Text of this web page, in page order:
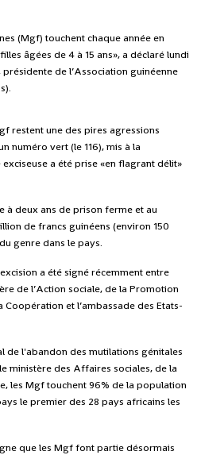
(Mgf) touchent chaque année en
âgées de 4 à 15 ans», a déclaré lundi
de l’Association guinéenne
restent une des pires agressions
numéro vert (le 116), mis à la
a été prise «en flagrant délit»
à deux ans de prison ferme et au
de francs guinéens (environ 150
genre dans le pays.
a été signé récemment entre
de l’Action sociale, de la Promotion
Coopération et l’ambassade des Etats-
de l'abandon des mutilations génitales
ministère des Affaires sociales, de la
les Mgf touchent 96% de la population
le premier des 28 pays africains les
que les Mgf font partie désormais